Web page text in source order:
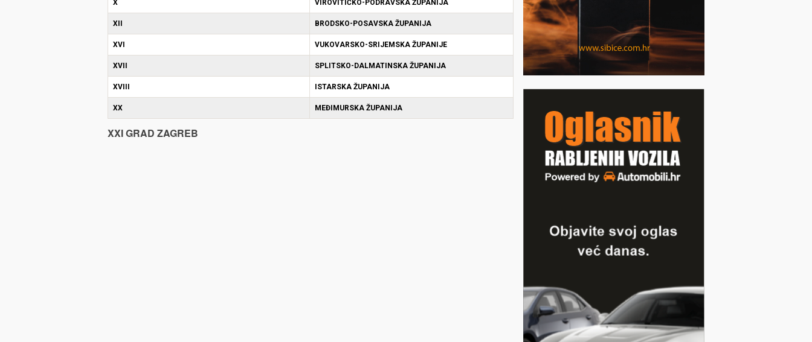
X VIROVITIČKO-PODRAVSKA ŽUPANIJA
XII BRODSKO-POSAVSKA ŽUPANIJA
XVI VUKOVARSKO-SRIJEMSKA ŽUPANIJE
XVII SPLITSKO-DALMATINSKA ŽUPANIJA
XVIII ISTARSKA ŽUPANIJA
XX MEĐIMURSKA ŽUPANIJA
XXI GRAD ZAGREB